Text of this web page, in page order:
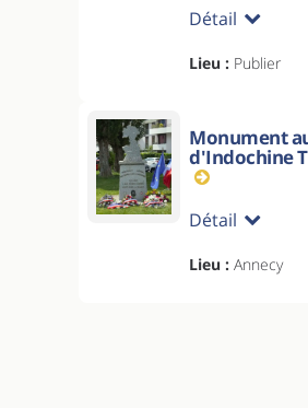
Détail
Lieu : Publier
Monument
d'Indochine
Détail
Lieu : Annecy